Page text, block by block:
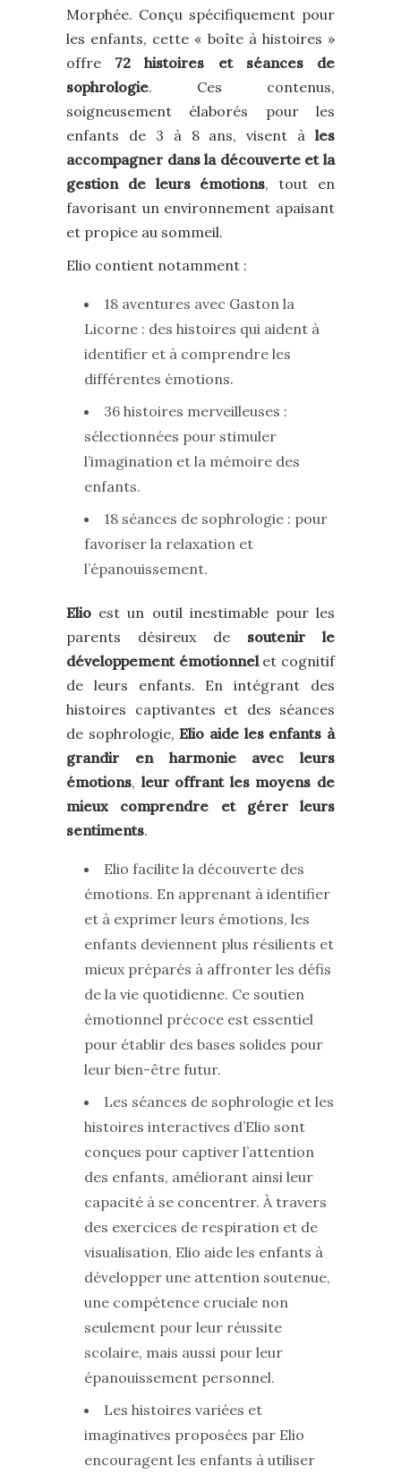
Morphée. Conçu spécifiquement pour
les enfants, cette « boîte à histoires »
offre 72 histoires et séances de
sophrologie. Ces contenus,
soigneusement élaborés pour les
enfants de 3 à 8 ans, visent à les
accompagner dans la découverte et la
gestion de leurs émotions, tout en
favorisant un environnement apaisant
et propice au sommeil.
Elio contient notamment :
18 aventures avec Gaston la
Licorne : des histoires qui aident à
identifier et à comprendre les
différentes émotions.
36 histoires merveilleuses :
sélectionnées pour stimuler
l’imagination et la mémoire des
enfants.
18 séances de sophrologie : pour
favoriser la relaxation et
l’épanouissement.
Elio est un outil inestimable pour les
parents désireux de soutenir le
développement émotionnelet cognitif
de leurs enfants. En intégrant des
histoires captivantes et des séances
de sophrologie,Elio aide les enfants à
grandir en harmonie avec leurs
émotions, leur offrant les moyens de
mieux comprendre et gérer leurs
sentiments.
Elio facilite la découverte des
émotions. En apprenant à identifier
et à exprimer leurs émotions, les
enfants deviennent plus résilients et
mieux préparés à affronter les défis
de la vie quotidienne. Ce soutien
émotionnel précoce est essentiel
pour établir des bases solides pour
leur bien-être futur.
Les séances de sophrologie et les
histoires interactives d’Elio sont
conçues pour captiver l’attention
des enfants, améliorant ainsi leur
capacité à se concentrer. À travers
des exercices de respiration et de
visualisation, Elio aide les enfants à
développer une attention soutenue,
une compétence cruciale non
seulement pour leur réussite
scolaire, mais aussi pour leur
épanouissement personnel.
Les histoires variées et
imaginatives proposées par Elio
encouragent les enfants à utiliser